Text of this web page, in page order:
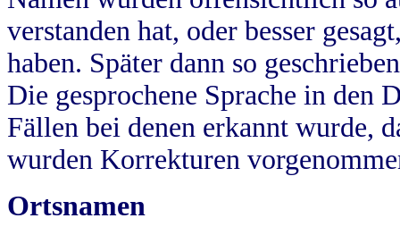
verstanden hat, oder besser
haben. Später dann so
Die gesprochene Sprache in
Fällen bei denen erkannt wurde,
wurden Korrekturen
Ortsnamen